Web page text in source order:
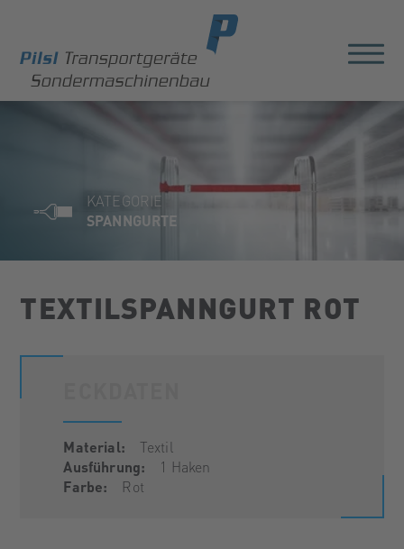
KATEGORIE
SPANNGURTE
TEXTILSPANNGURT ROT
Material:
Textil
Ausführung:
1 Haken
Farbe:
Rot